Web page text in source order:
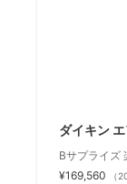
ダイキン
Bサプライズ
¥169,560
（